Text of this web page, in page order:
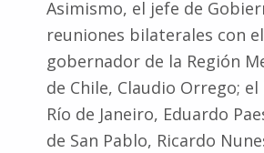
Asimismo, el jefe de
reuniones bilaterales con el
gobernador de la Región
de Chile, Claudio Orrego;
Río de Janeiro, Eduardo
de San Pablo, Ricardo